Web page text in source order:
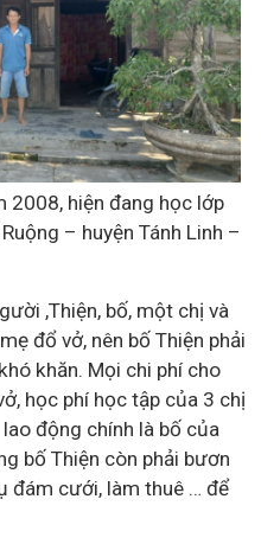
2008, hiện đang học lớp
– huyện Tánh Linh –
,Thiện, bố, một chị và
đổ vở, nên bố Thiện phải
khăn. Mọi chi phí cho
học phí học tập của 3 chị
động chính là bố của
bố Thiện còn phải bươn
đám cưới, làm thuê … để